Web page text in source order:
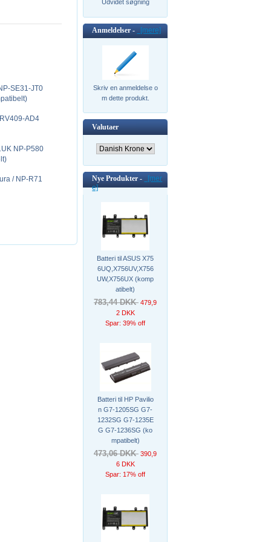
SE31-JT0
AD4
NP-P580
/ NP-R71
Udvidet søgning
Anmeldelser - [mere]
Skriv en anmeldelse o
m dette produkt.
Valutaer
Nye Produkter -
[mer
e]
Batteri til ASUS X75
6UQ,X756UV,X756
UW,X756UX (komp
atibelt)
783,44 DKK 479,9
2 DKK
Spar: 39% off
Batteri til HP Pavilio
n G7-1205SG G7-
1232SG G7-1235E
G G7-1236SG (ko
mpatibelt)
473,06 DKK 390,9
6 DKK
Spar: 17% off